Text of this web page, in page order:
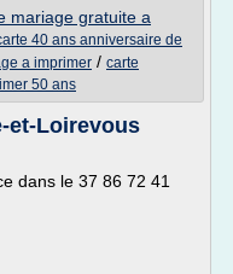
mariage gratuite a
40 ans anniversaire de
a imprimer / carte
50 ans
et-Loirevous
dans le 37 86 72 41